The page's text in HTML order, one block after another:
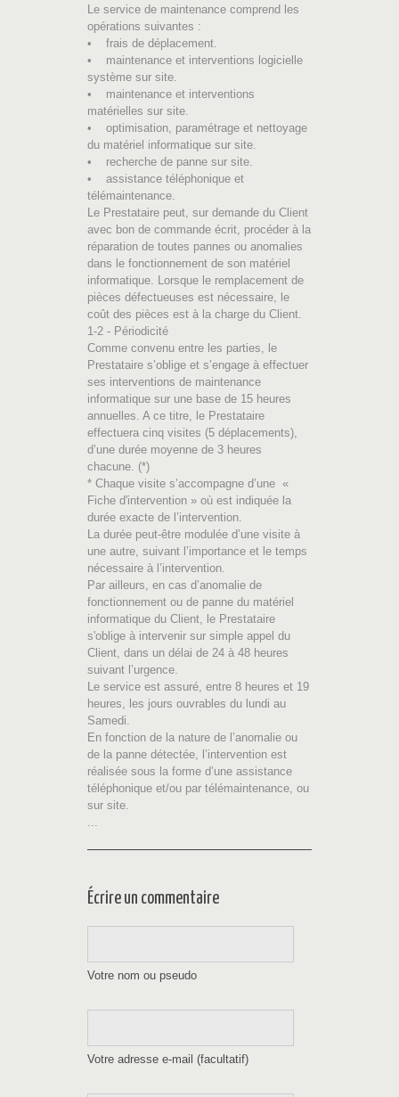
Le service de maintenance comprend les
opérations suivantes :
• frais de déplacement.
• maintenance et interventions logicielle
système sur site.
• maintenance et interventions
matérielles sur site.
• optimisation, paramétrage et nettoyage
du matériel informatique sur site.
• recherche de panne sur site.
• assistance téléphonique et
télémaintenance.
Le Prestataire peut, sur demande du Client
avec bon de commande écrit, procéder à la
réparation de toutes pannes ou anomalies
dans le fonctionnement de son matériel
informatique. Lorsque le remplacement de
pièces défectueuses est nécessaire, le
coût des pièces est à la charge du Client.
1-2 - Périodicité
Comme convenu entre les parties, le
Prestataire s’oblige et s’engage à effectuer
ses interventions de maintenance
informatique sur une base de 15 heures
annuelles. A ce titre, le Prestataire
effectuera cinq visites (5 déplacements),
d’une durée moyenne de 3 heures
chacune. (*)
* Chaque visite s’accompagne d’une «
Fiche d'intervention » où est indiquée la
durée exacte de l’intervention.
La durée peut-être modulée d’une visite à
une autre, suivant l’importance et le temps
nécessaire à l’intervention.
Par ailleurs, en cas d’anomalie de
fonctionnement ou de panne du matériel
informatique du Client, le Prestataire
s'oblige à intervenir sur simple appel du
Client, dans un délai de 24 à 48 heures
suivant l’urgence.
Le service est assuré, entre 8 heures et 19
heures, les jours ouvrables du lundi au
Samedi.
En fonction de la nature de l’anomalie ou
de la panne détectée, l’intervention est
réalisée sous la forme d’une assistance
téléphonique et/ou par télémaintenance, ou
sur site.
Écrire un commentaire
Votre nom ou pseudo
Votre adresse e-mail (facultatif)